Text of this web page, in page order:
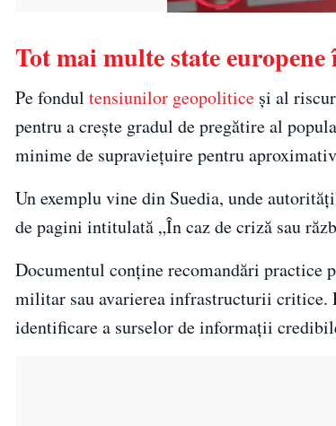
Tot mai multe state
Pe fondul tensiunilor geopolitice și al
pentru a crește gradul de pregătire al
minime de supraviețuire pentru
Un exemplu vine din Suedia, unde
de pagini intitulată „În caz de criză sau
Documentul conține recomandări practice
militar sau avarierea infrastructurii
identificare a surselor de informații